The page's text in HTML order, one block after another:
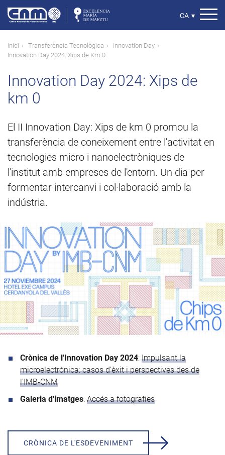
contingut
Select
CA ▾
Fil
d'ariadna
Inici Transferència Tecnològica
Innovation Day
Innovation Day 2024: Xips de Km 0
Innovation Day 2024: Xips de
km 0
El II Innovation Day: Xips de km 0 promou la
transferència de coneixement entre l'activitat en
tecnologies micro i nanoelectròniques de
l'institut amb empreses de l'entorn. Un dia per
formentar intercanvi i col·laboració amb la
indústria.
Crònica de l'Innovation Day 2024: Impulsant la
microelectrònica: casos d'èxit i perspectives des de
l'IMB-CNM
Galeria d'imatges: Accés a fotografies
CRÒNICA DE L'ESDEVENIMENT